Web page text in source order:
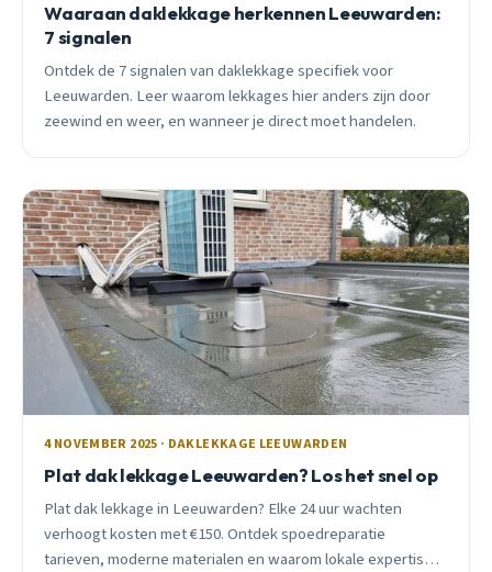
Waaraan daklekkage herkennen Leeuwarden:
7 signalen
Ontdek de 7 signalen van daklekkage specifiek voor
Leeuwarden. Leer waarom lekkages hier anders zijn door
zeewind en weer, en wanneer je direct moet handelen.
4 NOVEMBER 2025 · DAKLEKKAGE LEEUWARDEN
Plat dak lekkage Leeuwarden? Los het snel op
Plat dak lekkage in Leeuwarden? Elke 24 uur wachten
verhoogt kosten met €150. Ontdek spoedreparatie
tarieven, moderne materialen en waarom lokale expertise